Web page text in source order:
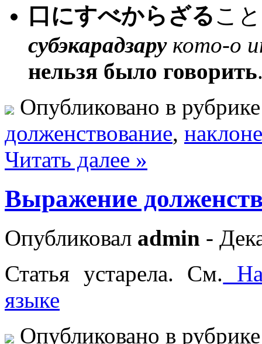
口にすべからざるこ
субэкарадзарукото-о
нельзя было говорить
Опубликовано в
долженствование,
Читать далее »
Выражение
Опубликовал admin -
Статья устарела. См.
языке
Опубликовано в